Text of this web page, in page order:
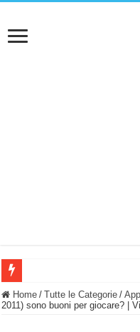
BASTA FATICARE! Questo
Home / Tutte le Categorie /
2011) sono buoni per giocare? |